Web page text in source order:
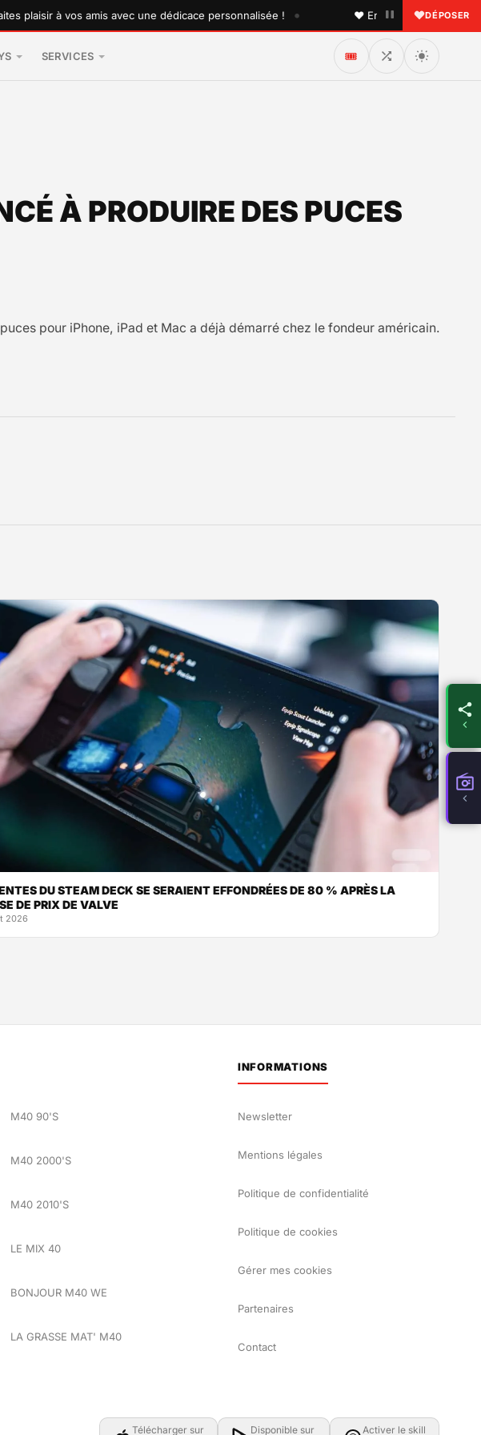
à vos amis avec une dédicace personnalisée ! • ♥ Envoyez une dédicace à
DÉPOSER
SERVICES 🎟️
À PRODUIRE DES PUCES
pour iPhone, iPad et Mac a déjà démarré chez le fondeur américain.
DU STEAM DECK SE SERAIENT EFFONDRÉES DE 80 % APRÈS LA
DE PRIX DE VALVE
2026
M40 90'S
M40 2000'S
M40 2010'S
LE MIX 40
BONJOUR M40 WE
LA GRASSE MAT' M40
INFORMATIONS
Newsletter
Mentions légales
Politique de confidentialité
Politique de cookies
Gérer mes cookies
Partenaires
Contact
Télécharger sur Disponible sur Activer le skill